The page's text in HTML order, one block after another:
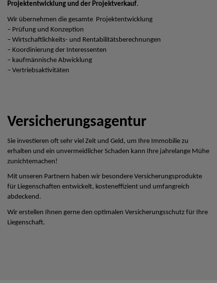
Projektentwicklung und der Projektverkauf.
Wir übernehmen die gesamte Projektentwicklung
– Prüfung und Konzeption
– Wirtschaftlichkeits- und Rentabilitätsberechnungen
– Koordinierung der Interessenten
– kaufmännische Abwicklung
– Vertriebsaktivitäten
Versicherungsagentur
Sie investieren oft sehr viel Zeit und Geld, um Ihre Immobilie zu
erhalten und ein unvermeidlicher Schaden kann Ihre jahrelange Mühe
zunichtemachen!
Mit unseren Partnern haben wir besondere Versicherungsprodukte
für Liegenschaften entwickelt, kosteneffizient und umfangreich
abdeckend.
Wir erstellen Ihnen gerne den optimalen Versicherungsschutz für Ihre
Liegenschaft.